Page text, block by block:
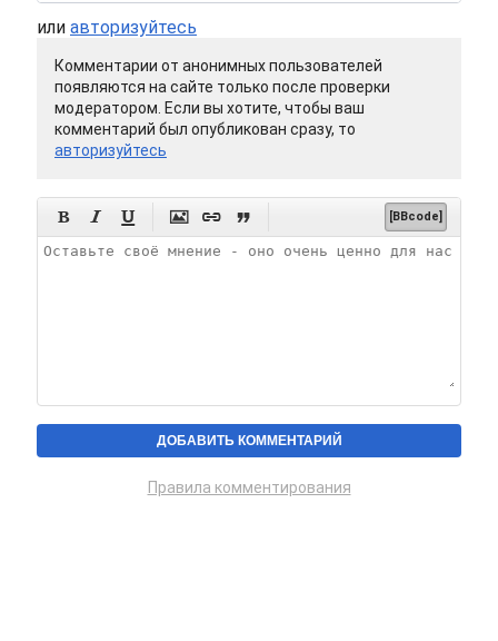
или авторизуйтесь
Комментарии от анонимных пользователей
появляются на сайте только после проверки
модератором. Если вы хотите, чтобы ваш
комментарий был опубликован сразу, то
авторизуйтесь
      [BBcode]
Правила комментирования